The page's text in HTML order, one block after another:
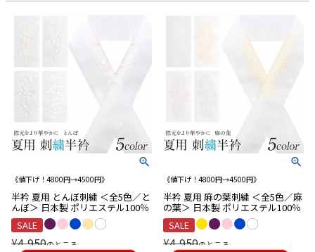
《値下げ！4800円→4500円》
半衿 夏用 とんぼ刺繍 ＜全5色／と
んぼ＞ 日本製 ポリエステル100％
SALE
¥4,950のところ
《値下げ！4800円→4500円》
半衿 夏用 麻の葉刺繍 ＜全5色／麻
の葉＞ 日本製 ポリエステル100％
SALE
¥4,950のところ
こだわり条件
■注目ワード
セール